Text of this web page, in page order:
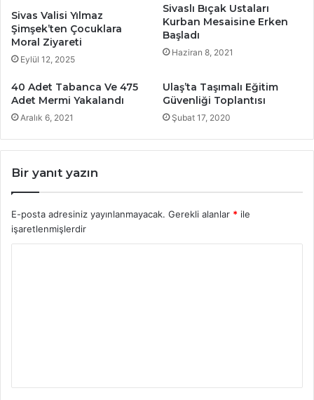
Sivas Valisi Yılmaz
Şimşek’ten Çocuklara
Moral Ziyareti
Eylül 12, 2025
Sivaslı Bıçak Ustaları
Kurban Mesaisine Erken
Başladı
Haziran 8, 2021
40 Adet Tabanca Ve 475
Adet Mermi Yakalandı
Aralık 6, 2021
Ulaş’ta Taşımalı Eğitim
Güvenliği Toplantısı
Şubat 17, 2020
Bir yanıt yazın
E-posta adresiniz yayınlanmayacak. Gerekli alanlar * ile
işaretlenmişlerdir